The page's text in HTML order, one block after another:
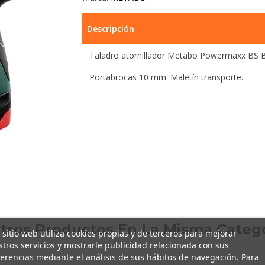
Descripción
Taladro atornillador Metabo Powermaxx BS
Portabrocas 10 mm. Maletín transporte.
Productos En La Misma
sitio web utiliza cookies propias y de terceros para mejorar
servicios y mostrarle publicidad relacionada con sus
mediante el análisis de sus hábitos de navegación. Para